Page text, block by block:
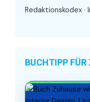
Redaktionskodex ·
BUCHTIPP